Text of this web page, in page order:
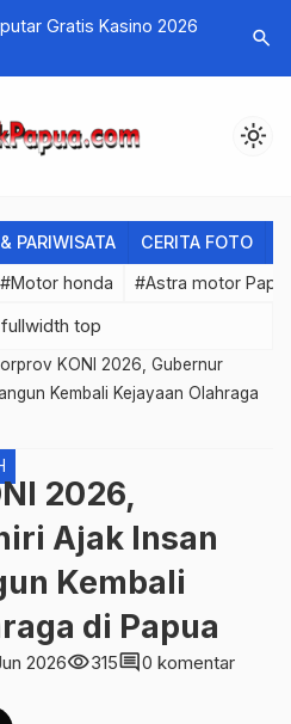
Gratis Kasino 2026 search
light_mode
PARIWISATA CERITA FOTO
#Motor honda #Astra motor
KONI 2026, Gubernur
Kembali Kejayaan Olahraga
2026,
Ajak Insan
Kembali
di Papua
2026visibility315comment0 komentar